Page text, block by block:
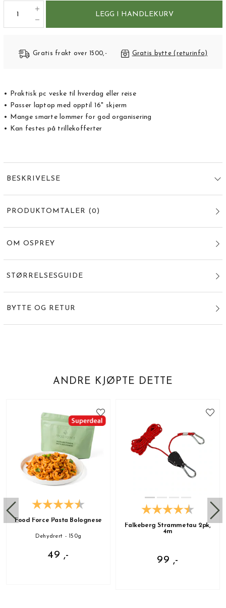
LEGG I HANDLEKURV
Gratis frakt over 1500,- Gratis bytte (returinfo)
• Praktisk pc veske til hverdag eller reise
• Passer laptop med opptil 16" skjerm
• Mange smarte lommer for god organisering
• Kan festes på trillekofferter
BESKRIVELSE
PRODUKTOMTALER (0 )
OM OSPREY
STØRRELSESGUIDE
BYTTE OG RETUR
ANDRE KJØPTE DETTE
Food Force Pasta Bolognese
Dehydrert - 150g
49 ,-
Falkeberg Strammetau 2pk,
4m
99 ,-